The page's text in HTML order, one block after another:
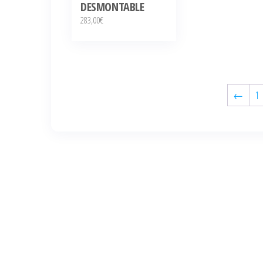
DESMONTABLE
283,00€
← 1